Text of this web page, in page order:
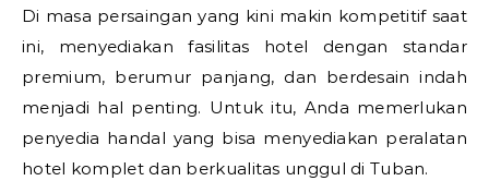
Di masa persaingan yang kini makin kompetitif saat
ini, menyediakan fasilitas hotel dengan standar
premium, berumur panjang, dan berdesain indah
menjadi hal penting. Untuk itu, Anda memerlukan
penyedia handal yang bisa menyediakan peralatan
hotel komplet dan berkualitas unggul di Tuban.